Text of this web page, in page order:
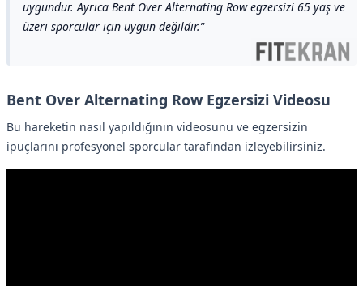
uygundur. Ayrıca Bent Over Alternating Row egzersizi 65 yaş ve
üzeri sporcular için uygun değildir.
Bent Over Alternating Row Egzersizi Videosu
Bu hareketin nasıl yapıldığının videosunu ve egzersizin
ipuçlarını profesyonel sporcular tarafından izleyebilirsiniz.